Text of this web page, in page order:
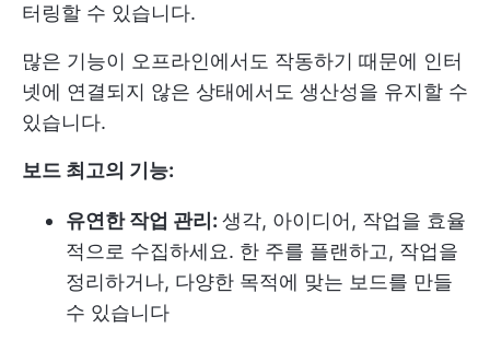
터링할 수 있습니다.
많은 기능이 오프라인에서도 작동하기 때문에 인터
넷에 연결되지 않은 상태에서도 생산성을 유지할 수
있습니다.
보드 최고의 기능:
유연한 작업 관리: 생각, 아이디어, 작업을 효율
적으로 수집하세요. 한 주를 플랜하고, 작업을
정리하거나, 다양한 목적에 맞는 보드를 만들
수 있습니다